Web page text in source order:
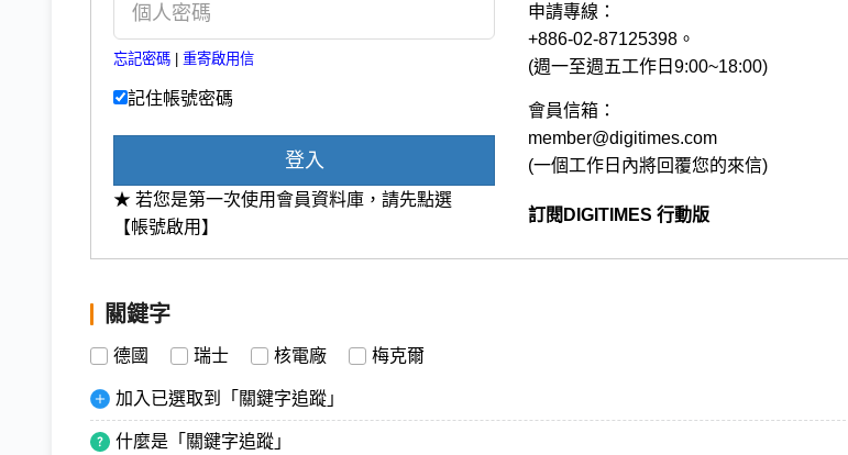
忘記密碼 重寄啟用信
記住帳號密碼
登入
★ 若您是第一次使用會員資料庫，請先點選
【帳號啟用】
申請專線：
+886-02-87125398。
(週一至週五工作日9:00~18:00)
會員信箱：
member@digitimes.com
(一個工作日內將回覆您的來信)
訂閱DIGITIMES 行動版
關鍵字
德國 瑞士 核電廠 梅克爾
加入已選取到「關鍵字追蹤」
什麼是「關鍵字追蹤」